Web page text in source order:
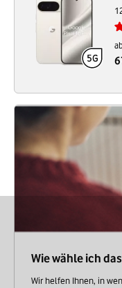
Wie wähle ich
Wir helfen Ihnen, in